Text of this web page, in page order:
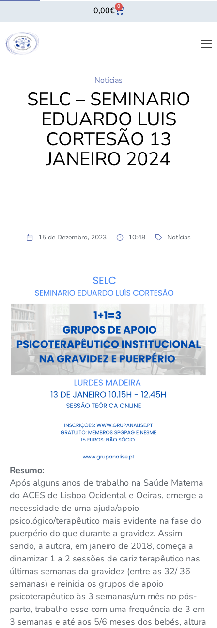
0,00€ 0
Notícias
SELC – SEMINARIO
EDUARDO LUIS
CORTESÃO 13
JANEIRO 2024
15 de Dezembro, 2023 10:48 Notícias
Resumo:
Após alguns anos de trabalho na Saúde Materna
do ACES de Lisboa Ocidental e Oeiras, emerge a
necessidade de uma ajuda/apoio
psicológico/terapêutico mais evidente na fase do
puerpério do que durante a gravidez. Assim
sendo, a autora, em janeiro de 2018, começa a
dinamizar 1 a 2 sessões de cariz terapêutico nas
últimas semanas da gravidez (entre as 32/ 36
semanas) e reinicia os grupos de apoio
psicoterapêutico às 3 semanas/um mês no pós-
parto, trabalho esse com uma frequência de 3 em
3 semanas e até aos 5/6 meses dos bebés, altura